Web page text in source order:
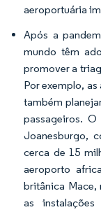
aeroportuária
Após a
mundo têm
promover a
Por exemplo,
também
passageiros.
Joanesburgo,
cerca de 15
aeroporto
britânica Mace,
as instalações